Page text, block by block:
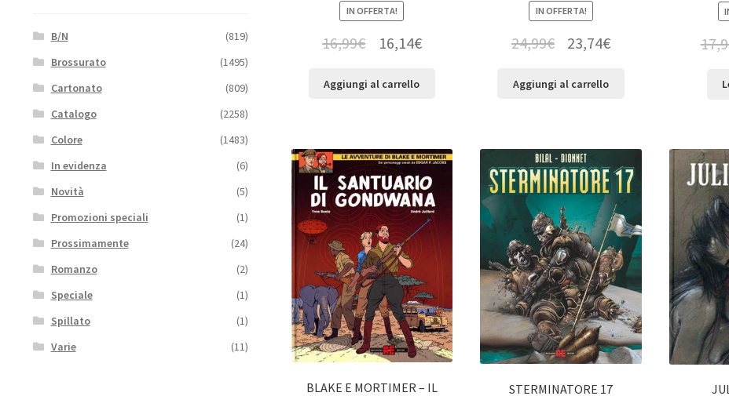
IN OFFERTA!
16,99€ 16,14€
Aggiungi al carrello
IN OFFERTA!
24,99€ 23,74€
Aggiungi al carrello
BLAKE E MORTIMER – IL
STERMINATORE 17
B/N
(819)
Brossurato
(1495)
Cartonato
(809)
Catalogo
(2258)
Colore
(1483)
In evidenza
(6)
Novità
(5)
Promozioni speciali
(1)
Prossimamente
(24)
Romanzo
(2)
Speciale
(1)
Spillato
(1)
Varie
(11)